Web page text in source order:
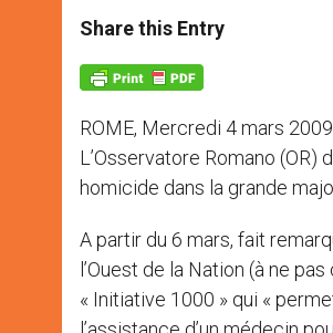
t
s
p
p
s
e
g
e
e
b
k
Share this Entry
ROME, Mercredi 4 mars
L’Osservatore Romano
homicide dans la grande
A partir du 6 mars, fait
l’Ouest de la Nation (à ne
« Initiative 1000 » qui «